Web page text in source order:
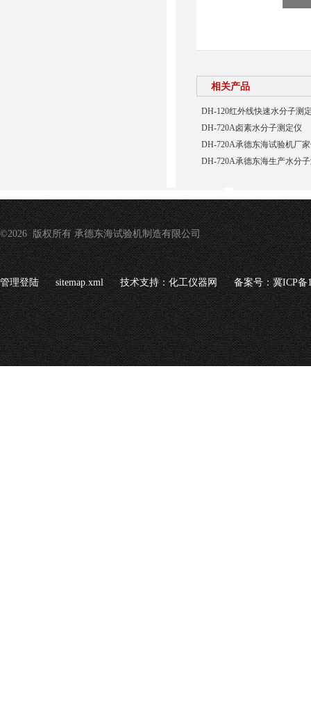
相关产品
DH-120红外线快速水分子测
DH-720A卤素水分子测定仪
DH-720A承德东海试验机厂
DH-720A承德东海生产水分
©2026 版权所有 承德东海试验机制造有限公司
管理登陆 sitemap.xml 技术支持：化工仪器网 备案号：冀ICP备